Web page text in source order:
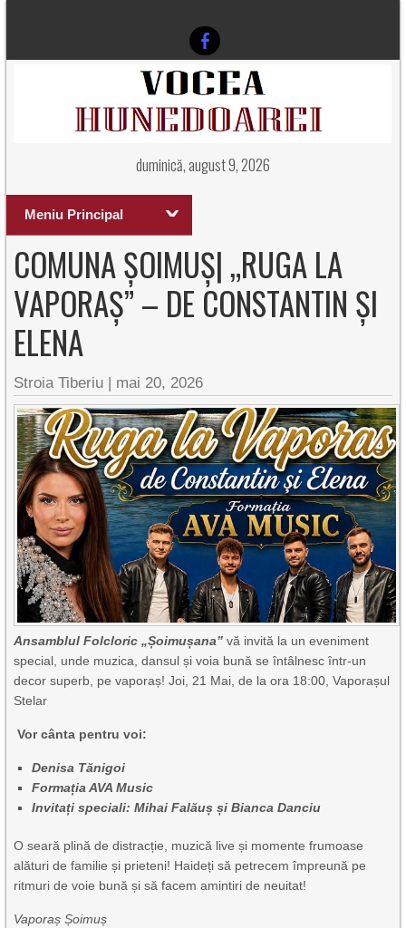
duminică, august 9, 2026
Meniu Principal
COMUNA ȘOIMUȘ| „RUGA LA
VAPORAȘ” – DE CONSTANTIN ȘI
ELENA
Stroia Tiberiu | mai 20, 2026
Ansamblul Folcloric „Șoimușana” vă invită la un eveniment
special, unde muzica, dansul și voia bună se întâlnesc într-un
decor superb, pe vaporaș! Joi, 21 Mai, de la ora 18:00, Vaporașul
Stelar
Vor cânta pentru voi:
Denisa Tănigoi
Formația AVA Music
Invitați speciali: Mihai Falăuș și Bianca Danciu
O seară plină de distracție, muzică live și momente frumoase
alături de familie și prieteni! Haideți să petrecem împreună pe
ritmuri de voie bună și să facem amintiri de neuitat!
Vaporaș Șoimuș